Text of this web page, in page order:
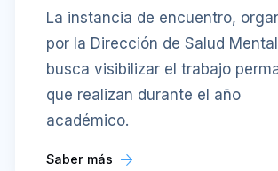
La instancia de encuentro,
por la Dirección de Salud
busca visibilizar el trabajo
que realizan durante el año
académico.
Saber más